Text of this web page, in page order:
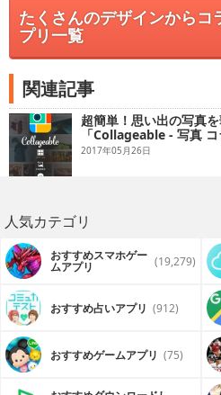
たくさんのデザインからコ
プリ一覧
関連記事
超簡単！思い出の写真
「Collageable - 写真
2017年05月26日
人気カテゴリ
おすすめスマホゲー
ムアプリ (19,279)
おすすめ占いアプリ (912)
おすすめゲームアプリ (75)